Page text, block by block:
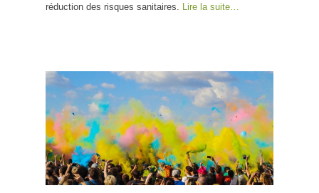
réduction des risques sanitaires. Lire la suite…